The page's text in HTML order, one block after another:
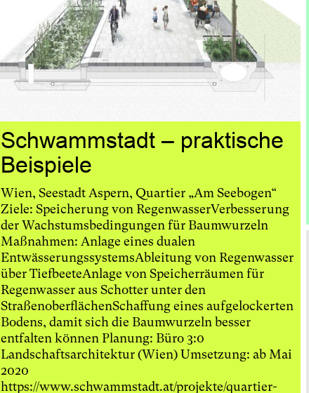
Schwammstadt – praktische
Beispiele
Wien, Seestadt Aspern, Quartier „Am Seebogen“
Ziele: Speicherung von RegenwasserVerbesserung
der Wachstumsbedingungen für Baumwurzeln
Maßnahmen: Anlage eines dualen
EntwässerungssystemsAbleitung von Regenwasser
über TiefbeeteAnlage von Speicherräumen für
Regenwasser aus Schotter unter den
StraßenoberflächenSchaffung eines aufgelockerten
Bodens, damit sich die Baumwurzeln besser
entfalten können Planung: Büro 3:0
Landschaftsarchitektur (Wien) Umsetzung: ab Mai
2020
https://www.schwammstadt.at/projekte/quartier-